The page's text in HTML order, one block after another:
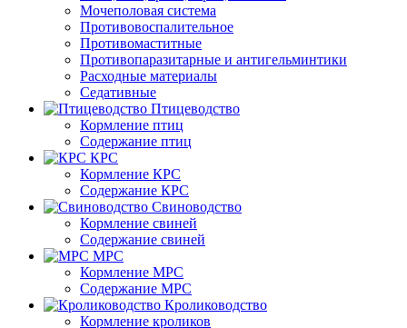
Мочеполовая система
Противовоспалительное
Противомаститные
Противопаразитарные и антигельминтики
Расходные материалы
Седативные
Птицеводство
Кормление птиц
Содержание птиц
КРС
Кормление КРС
Содержание КРС
Свиноводство
Кормление свиней
Содержание свиней
МРС
Кормление МРС
Содержание МРС
Кролиководство
Кормление кроликов